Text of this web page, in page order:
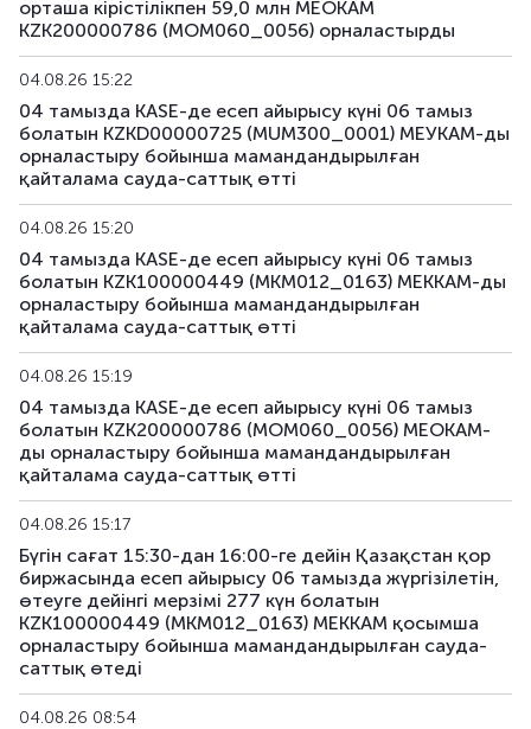
орташа кірістілікпен 59,0 млн МЕОКАМ
KZK200000786 (MOM060_0056) орналастырды
04.08.26 15:22
04 тамызда KASE-де есеп айырысу күні 06 тамыз
болатын KZKD00000725 (MUM300_0001) МЕУКАМ-ды
орналастыру бойынша мамандандырылған
қайталама сауда-саттық өтті
04.08.26 15:20
04 тамызда KASE-де есеп айырысу күні 06 тамыз
болатын KZK100000449 (MKM012_0163) МЕККАМ-ды
орналастыру бойынша мамандандырылған
қайталама сауда-саттық өтті
04.08.26 15:19
04 тамызда KASE-де есеп айырысу күні 06 тамыз
болатын KZK200000786 (MOM060_0056) МЕОКАМ-
ды орналастыру бойынша мамандандырылған
қайталама сауда-саттық өтті
04.08.26 15:17
Бүгін сағат 15:30-дан 16:00-ге дейін Қазақстан қор
биржасында есеп айырысу 06 тамызда жүргізілетін,
өтеуге дейінгі мерзімі 277 күн болатын
KZK100000449 (MKM012_0163) МЕККАМ қосымша
орналастыру бойынша мамандандырылған сауда-
саттық өтеді
04.08.26 08:54